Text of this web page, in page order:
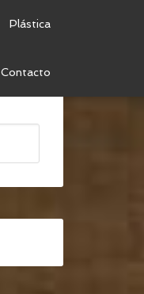
Plástica
Contacto